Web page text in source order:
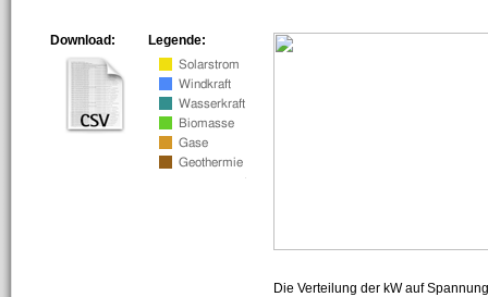
Legende:
Download:
Die Verteilung der kW auf